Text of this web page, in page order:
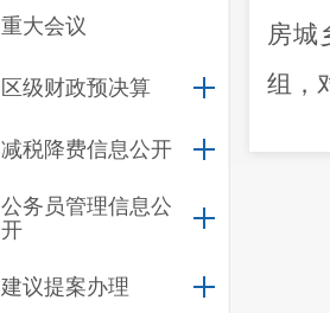
重大会议
区级财政预决算
减税降费信息公开
公务员管理信息公
开
建议提案办理
房城
组 ，